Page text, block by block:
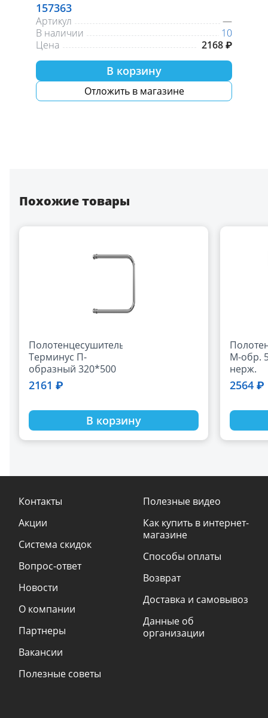
157363
Артикул
—
В наличии
10
Цена
2168 ₽
В корзину
Отложить в магазине
Похожие товары
Полотенцесушитель
Терминус П-
образный 320*500
(1")
2161 ₽
В корзину
М-обр.
нерж.
2564 ₽
Контакты
Акции
Система скидок
Вопрос-ответ
Новости
О компании
Партнеры
Вакансии
Полезные советы
Полезные видео
Как купить в интернет-
магазине
Способы оплаты
Возврат
Доставка и самовывоз
Данные об
организации